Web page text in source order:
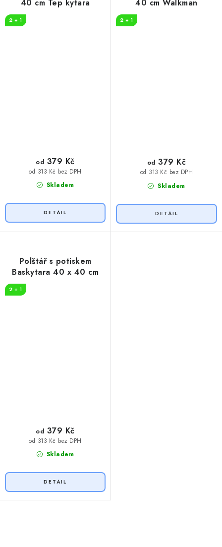
40 cm Tep kytara
2 + 1
Skladem
od 313 Kč bez DPH
od 379 Kč
40 cm Walkman
2 + 1
Skladem
od 313 Kč bez DPH
od 379 Kč
Polštář s potiskem
Baskytara 40 x 40 cm
2 + 1
Skladem
od 313 Kč bez DPH
od 379 Kč